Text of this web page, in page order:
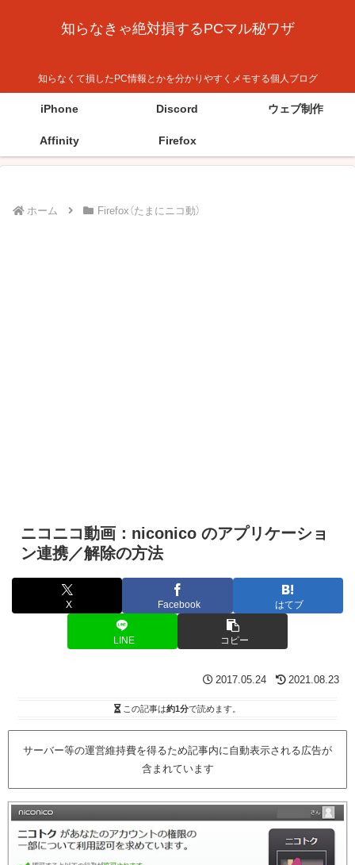
知らなきゃ絶対損するPCマル秘ワザ
知らなくて損したPC情報とかを分かりやすくメモする個人ブログ
iPhone Discord ウェブ制作
Affinity Firefox
ホーム Firefox（たまにニコ動）
ニコニコ動画：niconico のアプリケーショ
ン連携／解除の方法
X Facebook はてブ
LINE コピー
2017.05.24 2021.08.23
この記事は約1分で読めます。
サーバー等の運営維持費を得るため記事内に自動表示される広告が
含まれています